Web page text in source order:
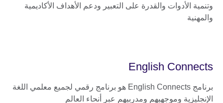
وتنمية الأدوات والقدرة على التعبير ودعم الأهداف الأكاديمية
والمهنية
English Connects
برنامج English Connects هو برنامج رقمي لجميع معلمي اللغة
الإنجليزية وموجهيهم ومدربيهم عبر أنحاء العالم